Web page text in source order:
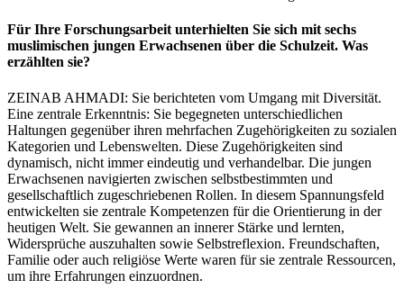
Für Ihre Forschungsarbeit unterhielten Sie sich mit sechs
muslimischen jungen Erwachsenen über die Schulzeit. Was
erzählten sie?
ZEINAB AHMADI: Sie berichteten vom Umgang mit Diversität.
Eine zentrale Erkenntnis: Sie begegneten unterschiedlichen
Haltungen gegenüber ihren mehrfachen Zugehörigkeiten zu sozialen
Kategorien und Lebenswelten. Diese Zugehörigkeiten sind
dynamisch, nicht immer eindeutig und verhandelbar. Die jungen
Erwachsenen navigierten zwischen selbstbestimmten und
gesellschaftlich zugeschriebenen Rollen. In diesem Spannungsfeld
entwickelten sie zentrale Kompetenzen für die Orientierung in der
heutigen Welt. Sie gewannen an innerer Stärke und lernten,
Widersprüche auszuhalten sowie Selbstreflexion. Freundschaften,
Familie oder auch religiöse Werte waren für sie zentrale Ressourcen,
um ihre Erfahrungen einzuordnen.